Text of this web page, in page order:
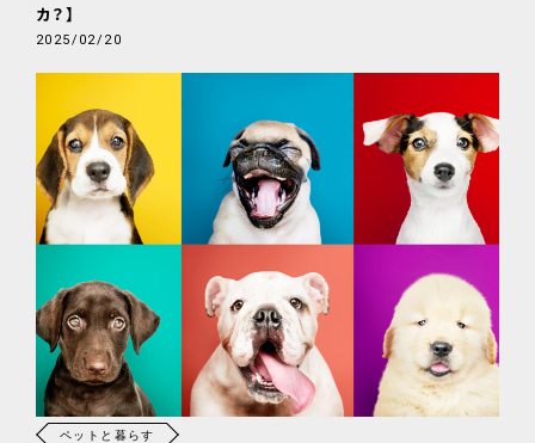
カ？】
2025/02/20
ペットと暮らす